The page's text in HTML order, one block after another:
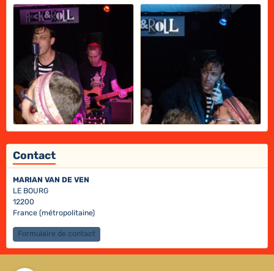
Contact
MARIAN VAN DE VEN
LE BOURG
12200
France (métropolitaine)
Formulaire de contact